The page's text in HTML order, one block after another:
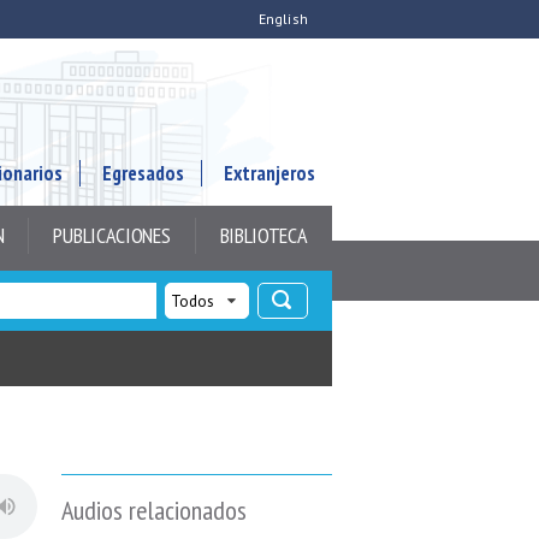
English
Egresados Extranjeros
PUBLICACIONES BIBLIOTECA
Audios relacionados